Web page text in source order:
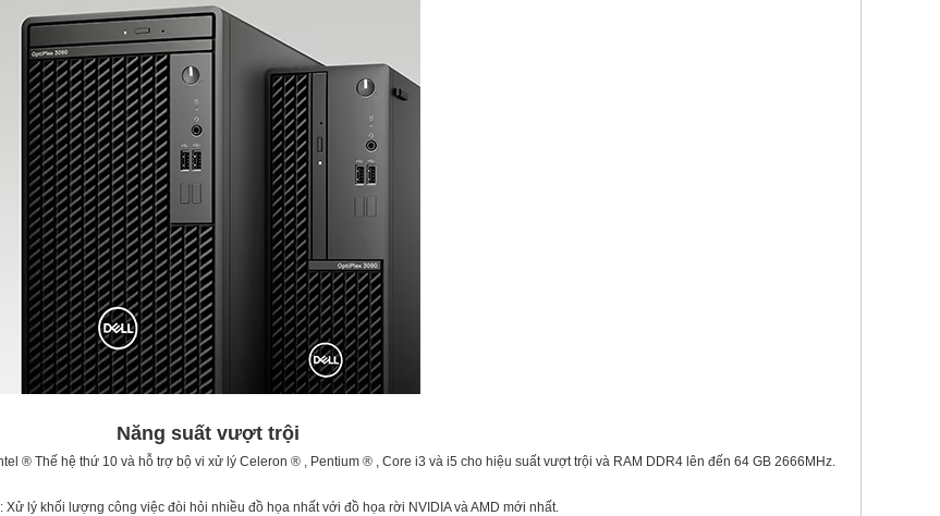
Năng suất vượt trội
® Thế hệ thứ 10 và hỗ trợ bộ vi xử lý Celeron ® , Pentium ® , Core i3 và i5 cho hiệu suất vượt trội và RAM DDR4 lên đến 64 GB 2666MHz.
Xử lý khối lượng công việc đòi hỏi nhiều đồ họa nhất với đồ họa rời NVIDIA và AMD mới nhất.